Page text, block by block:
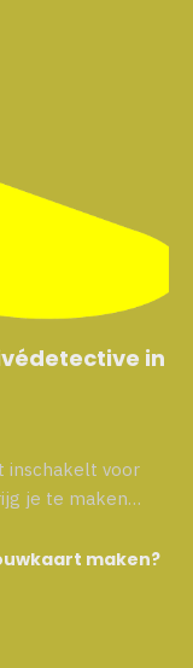
in
inschakelt voor
je te maken…
maken?